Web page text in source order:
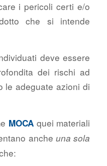
i pericoli certi e/o
che si intende
deve essere
dei rischi ad
le adeguate azioni di
MOCAquei materiali
anche una sola